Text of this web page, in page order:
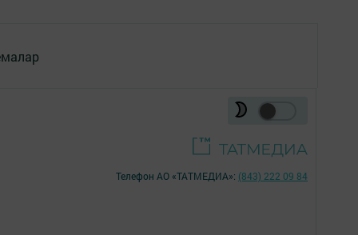
Телефон АО «ТАТМЕДИА»: (843) 222 09 84